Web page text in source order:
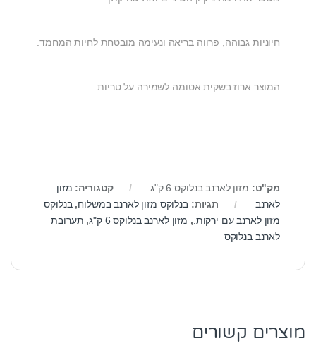
חיוניות גבוהה, פרווה בריאה ונעימה מובטחת לחיות המחמד.
המוצר ארוז בשקית אטומה לשמירה על טריות.
מק"ט: מזון לארנב בנלוקס 6 ק"ג קטגוריה: מזון
לארנב
תגיות:בנלוקס מזון לארנב במשלוח,בנלוקס
מזון לארנב עם ירקות. , מזון לארנב בנלוקס 6 ק"ג , תערובת
לארנב בנלוקס
מוצרים קשורים